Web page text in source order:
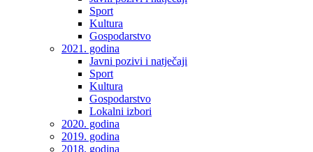
Sport
Kultura
Gospodarstvo
2021. godina
Javni pozivi i natječaji
Sport
Kultura
Gospodarstvo
Lokalni izbori
2020. godina
2019. godina
2018. godina